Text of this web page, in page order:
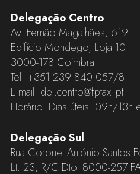
Delegação Centro
Av. Fernão Magalhães, 619
Edifício Mondego, Loja 10
3000-178 Coimbra
Tel: +351 239 840 057/8
E-mail: del.centro@fptaxi.pt
Horário: Dias úteis: 09h/13h
Delegação Sul
Rua Coronel António Santos
Lt. 23, R/C Dto. 8000-257